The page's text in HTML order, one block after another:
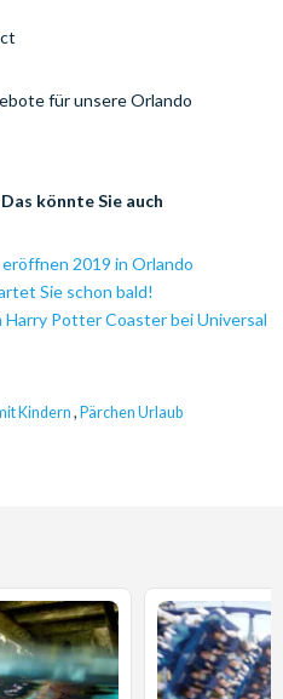
für unsere Orlando
könnte Sie auch
2019 in Orlando
Sie schon bald!
Harry Potter Coaster bei Universal
Kindern , Pärchen Urlaub